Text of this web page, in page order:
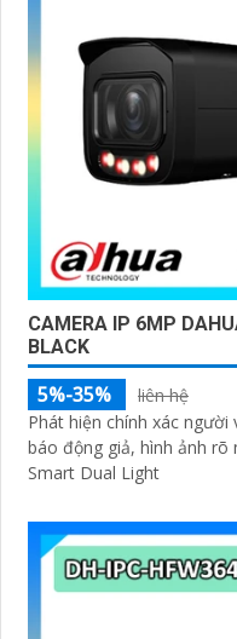
CAMERA IP 6MP
BLACK
5%-35%
liên hệ
Phát hiện chính xác
báo động giả, hình ảnh rõ
Smart Dual Light